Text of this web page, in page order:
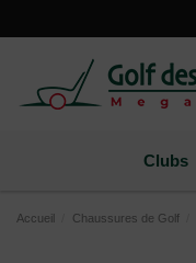
Clubs
Accueil Chaussures de Golf